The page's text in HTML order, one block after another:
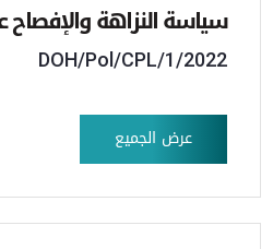
سياسة النزاهة والإفصاح
DOH/Pol/CPL/1/2022
عرض الجميع